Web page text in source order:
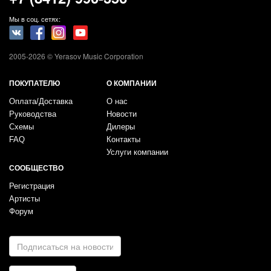
Мы в соц. сетях:
2005-2026 © Yerasov Music Corporation
ПОКУПАТЕЛЮ
Оплата/Доставка
Руководства
Схемы
FAQ
О КОМПАНИИ
О нас
Новости
Дилеры
Контакты
Услуги компании
СООБЩЕСТВО
Регистрация
Артисты
Форум
E-
mail
*